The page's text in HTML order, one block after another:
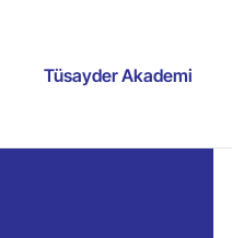
Tüsayder Akademi